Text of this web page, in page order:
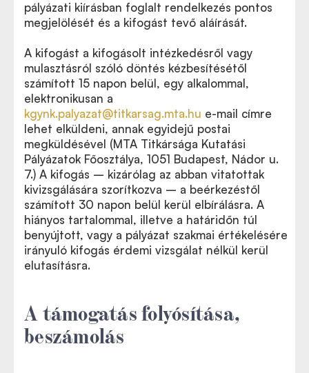
pályázati kiírásban foglalt rendelkezés pontos
megjelölését és a kifogást tevő aláírását.
A kifogást a kifogásolt intézkedésről vagy
mulasztásról szóló döntés kézbesítésétől
számított 15 napon belül, egy alkalommal,
elektronikusan a
kgynk.palyazat@titkarsag.mta.hu e-mail címre
lehet elküldeni, annak egyidejű postai
megküldésével (MTA Titkársága Kutatási
Pályázatok Főosztálya, 1051 Budapest, Nádor u.
7.) A kifogás – kizárólag az abban vitatottak
kivizsgálására szorítkozva – a beérkezéstől
számított 30 napon belül kerül elbírálásra. A
hiányos tartalommal, illetve a határidőn túl
benyújtott, vagy a pályázat szakmai értékelésére
irányuló kifogás érdemi vizsgálat nélkül kerül
elutasításra.
A támogatás folyósítása,
beszámolás